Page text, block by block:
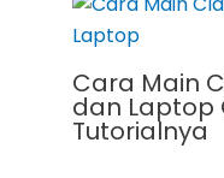
Cara Main
dan Laptop
Tutorialnya